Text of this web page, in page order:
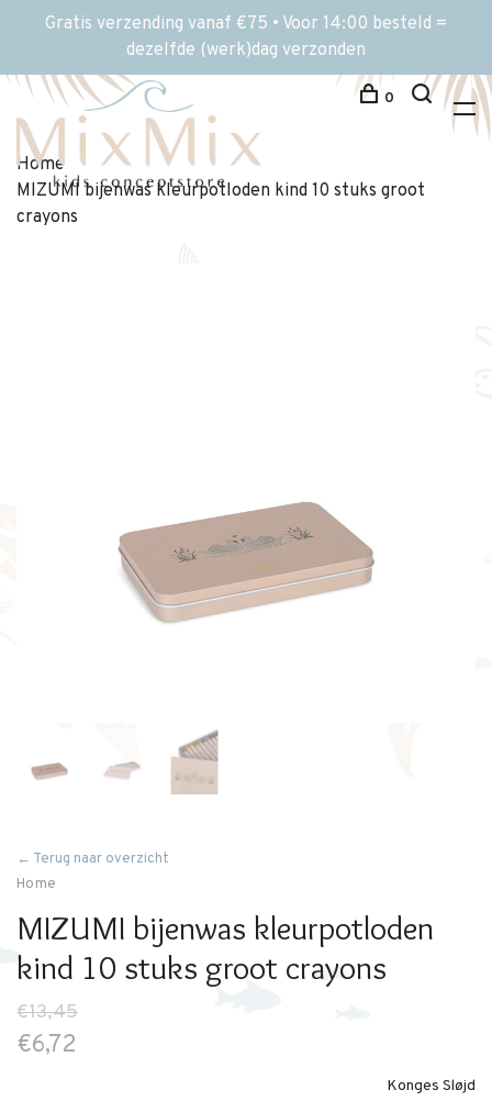
Gratis verzending vanaf €75 • Voor 14:00 besteld =
dezelfde (werk)dag verzonden
0
Home
MIZUMI bijenwas kleurpotloden kind 10 stuks groot
crayons
← Terug naar overzicht
Home
MIZUMI bijenwas kleurpotloden
kind 10 stuks groot crayons
€13,45
€6,72
Konges Sløjd